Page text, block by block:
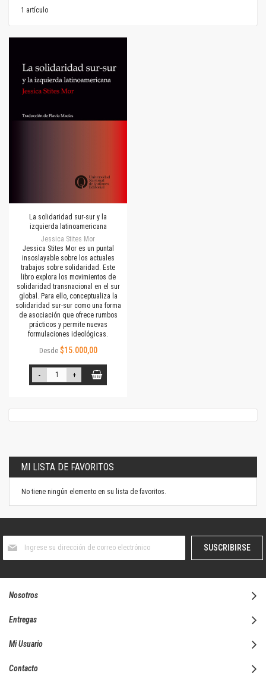
1 artículo
La solidaridad sur-sur y la
izquierda latinoamericana
Jessica Stites Mor
Jessica Stites Mor es un puntal
insoslayable sobre los actuales
trabajos sobre solidaridad. Este
libro explora los movimientos de
solidaridad transnacional en el sur
global. Para ello, conceptualiza la
solidaridad sur-sur como una forma
de asociación que ofrece rumbos
prácticos y permite nuevas
formulaciones ideológicas.
Desde $15.000,00
- +
MI LISTA DE FAVORITOS
No tiene ningún elemento en su lista de favoritos.
boletín
SUSCRIBIRSE
Nosotros
Entregas
Mi Usuario
Contacto